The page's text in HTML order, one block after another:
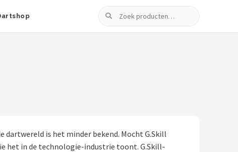
Zoeken
dartwereld is het minder bekend. Mocht G.Skill
het in de technologie-industrie toont. G.Skill-